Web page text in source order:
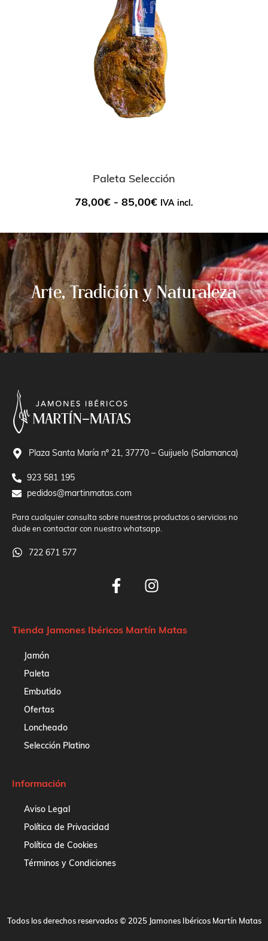
Paleta Selección
78,00€ - 85,00€ IVA incl.
Arte, Tradición y Naturaleza
Plaza Santa María nº 21, 37770 – Guijuelo (Salamanca)
923 581 195
pedidos@martinmatas.com
Para cualquier consulta sobre nuestros productos o servicios no
dude en contactar con nuestro whatsapp.
722 671 577
Tienda Jamones Ibéricos Martín Matas
Jamón
Paleta
Embutido
Ofertas
Loncheado
Selección Platino
Información
Aviso Legal
Política de Privacidad
Política de Cookies
Términos y Condiciones
Todos los derechos reservados © 2025 Jamones Ibéricos Martín Matas